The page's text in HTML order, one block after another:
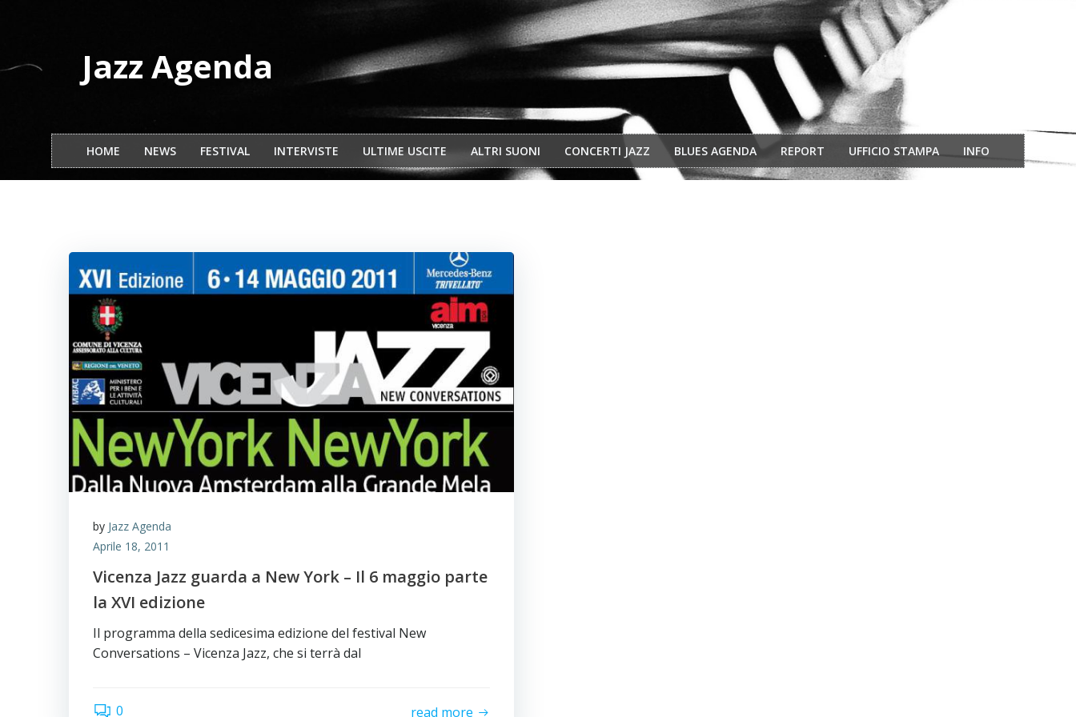
Jazz Agenda
HOME NEWS FESTIVAL INTERVISTE ULTIME USCITE ALTRI SUONI CONCERTI JAZZ BLUES AGENDA REPORT UFFICIO STAMPA INFO
by Jazz Agenda
Aprile 18, 2011
Vicenza Jazz guarda a New York – Il 6 maggio parte
la XVI edizione
Il programma della sedicesima edizione del festival New
Conversations – Vicenza Jazz, che si terrà dal
0 read more